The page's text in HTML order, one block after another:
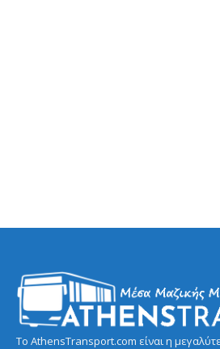
Το AthensTransport.com είναι η